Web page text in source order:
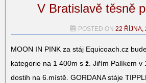
V Bratislavě těsně
POSTED ON 22 ŘÍJNA,
MOON IN PINK za stáj Equicoach.cz
kategorie na 1 400m s ž. Jiřím Palíkem v
dostih na 6.místě. GORDANA stáje